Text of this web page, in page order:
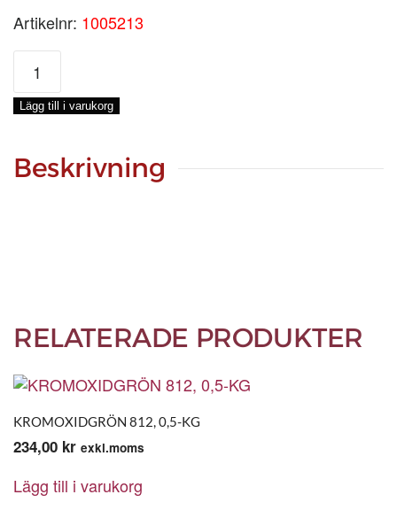
Artikelnr: 1005213
NAPOLIGRÖN
2178,
0,5-
KG
Lägg till i varukorg
Beskrivning
RELATERADE PRODUKTER
KROMOXIDGRÖN 812, 0,5-KG
234,00 kr exkl.moms
Lägg till i varukorg